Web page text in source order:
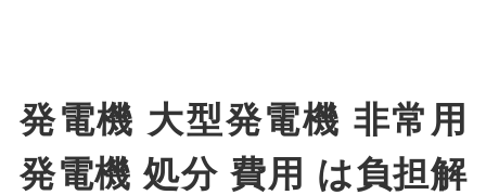
発電機 大型発電機 非常用
発電機 処分 費用 は負担解